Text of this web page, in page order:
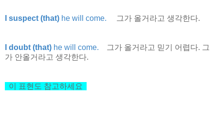
I suspect (that) he will come. 그가 올거라고 생각한다.
I doubt (that) he will come.
그가 올거라고 믿기 어렵다. 그
가 안올거라고 생각한다.
이 표현도 참고하세요